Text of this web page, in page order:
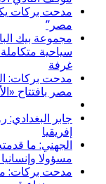
مدحت بركات
مصر”
غرفة
مدحت بركات:
مصر بافتتاح
جابر
إفريقيا
الجهني: ما
مسؤولا
مدحت بركات: